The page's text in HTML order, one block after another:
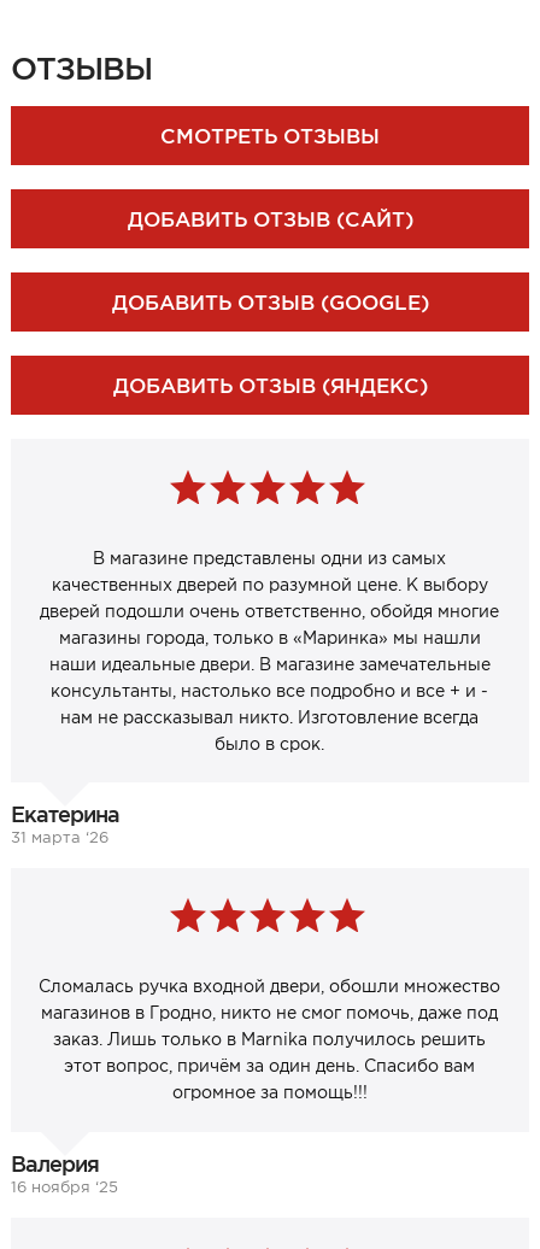
ОТЗЫВЫ
СМОТРЕТЬ ОТЗЫВЫ
ДОБАВИТЬ ОТЗЫВ (САЙТ)
ДОБАВИТЬ ОТЗЫВ (GOOGLE)
ДОБАВИТЬ ОТЗЫВ (ЯНДЕКС)
В магазине представлены одни из самых
качественных дверей по разумной цене. К выбору
дверей подошли очень ответственно, обойдя многие
магазины города, только в «Маринка» мы нашли
наши идеальные двери. В магазине замечательные
консультанты, настолько все подробно и все + и -
нам не рассказывал никто. Изготовление всегда
было в срок.
Екатерина
31 марта ‘26
Сломалась ручка входной двери, обошли множество
магазинов в Гродно, никто не смог помочь, даже под
заказ. Лишь только в Marnika получилось решить
этот вопрос, причём за один день. Спасибо вам
огромное за помощь!!!
Валерия
16 ноября ‘25